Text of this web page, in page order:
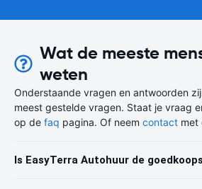
Wat de meeste
weten
Onderstaande vragen en antwoorden
meest gestelde vragen. Staat je vraag
op de faq pagina. Of neem contact met
Is EasyTerra Autohuur de